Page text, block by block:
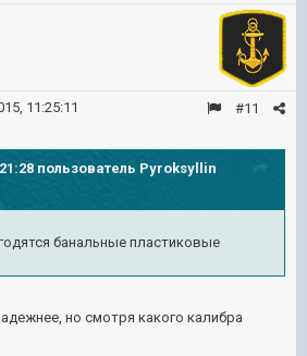
#11
11:25:11
пользователь Pyroksyllin
банальные пластиковые
но смотря какого калибра